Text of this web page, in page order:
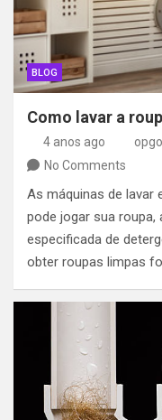
BLOG
Como lavar a
4 anos ago
No Comments
As máquinas de lavar
pode jogar sua roupa,
especificada de
obter roupas limpas